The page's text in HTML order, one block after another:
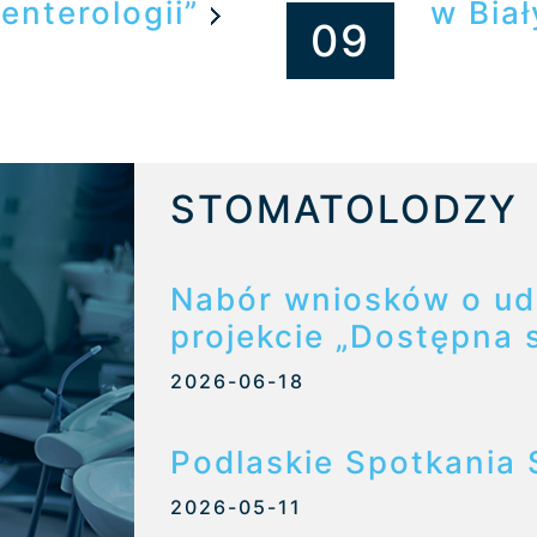
09
w
STOMATOLODZY
Nabór wniosków o
projekcie „Dostępna
2026-06-18
Podlaskie
2026-05-11